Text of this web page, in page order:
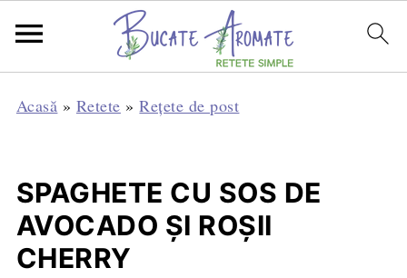
Acasă » Retete »Rețete de post
SPAGHETE CU SOS DE
AVOCADO ŞI ROŞII
CHERRY